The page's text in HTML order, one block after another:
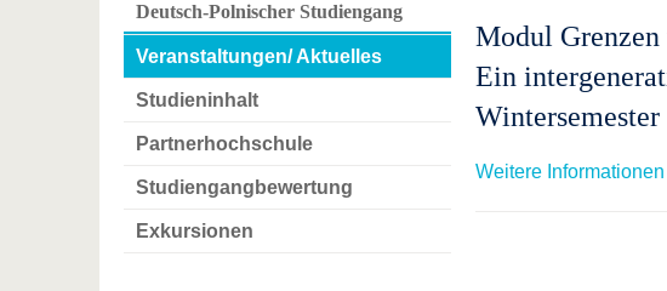
Deutsch-Polnischer Studiengang
Veranstaltungen/ Aktuelles
Studieninhalt
Partnerhochschule
Studiengangbewertung
Exkursionen
Modul
Ein
Weitere